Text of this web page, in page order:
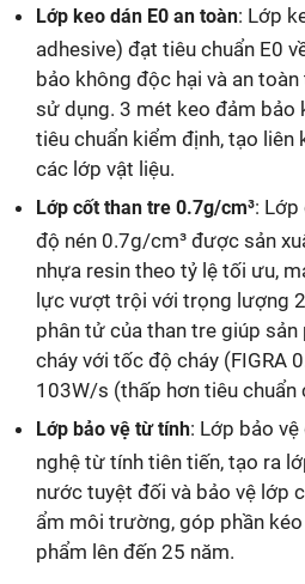
Lớp keo dán E0 an toàn: Lớp
adhesive) đạt tiêu chuẩn E0
bảo không độc hại và an
sử dụng. 3 mét keo đảm bảo
tiêu chuẩn kiểm định, tạo liên
các lớp vật liệu.
Lớp cốt than tre 0.7g/cm³:
độ nén 0.7g/cm³ được sản
nhựa resin theo tỷ lệ tối ưu,
lực vượt trội với trọng lượng
phân tử của than tre giúp
cháy với tốc độ cháy (FIGRA
103W/s (thấp hơn tiêu
Lớp bảo vệ từ tính: Lớp bảo
nghệ từ tính tiên tiến, tạo ra
nước tuyệt đối và bảo vệ lớp
ẩm môi trường, góp phần
phẩm lên đến 25 năm.